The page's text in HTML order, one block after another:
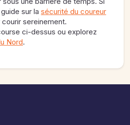
sur la sécurité du coureur
sereinement.
ci-dessus ou explorez
Nord.